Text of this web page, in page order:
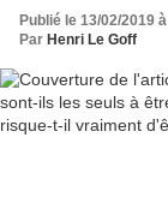
Publié le 13/02/2019
Par Henri Le Goff